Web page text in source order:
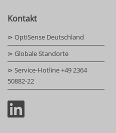
Kontakt
⋗ OptiSense Deutschland
⋗ Globale Standorte
⋗ Service-Hotline +49 2364
50882-22